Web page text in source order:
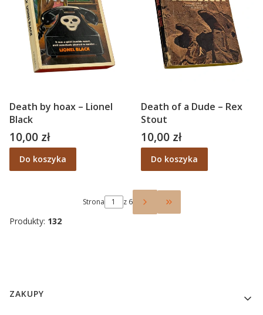
Death by hoax – Lionel
Black
Cena
10,00 zł
Do koszyka
Death of a Dude – Rex
Stout
Cena
10,00 zł
Do koszyka
Strona z 6
Przejdź do ostatniej
Produkty: 132
Linki w stopce
ZAKUPY